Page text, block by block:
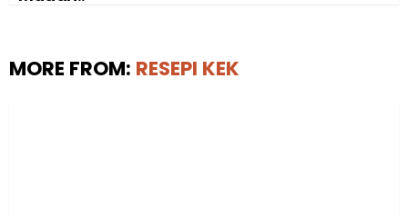
MORE FROM: RESEPI KEK